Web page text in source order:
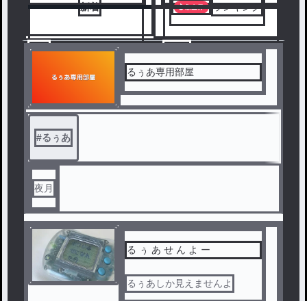
1 2
新着 ランキング
るぅあ専用部屋
#るぅあ
夜月
る ぅ あ せ ん よ ー
るぅあしか見えませんよ